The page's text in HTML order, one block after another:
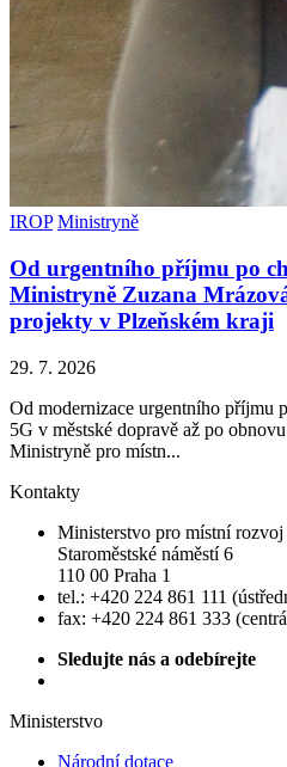
IROP Ministryně
Od urgentního příjmu po
Ministryně Zuzana
projekty v Plzeňském kraji
29. 7. 2026
Od modernizace urgentního příjmu
5G v městské dopravě až po
Ministryně pro místn...
Kontakty
Ministerstvo pro místní rozvoj
Staroměstské náměstí 6
110 00 Praha 1
tel.: +420 224 861 111
fax: +420 224 861 333
Sledujte nás a odebírejte
Ministerstvo
Národní dotace